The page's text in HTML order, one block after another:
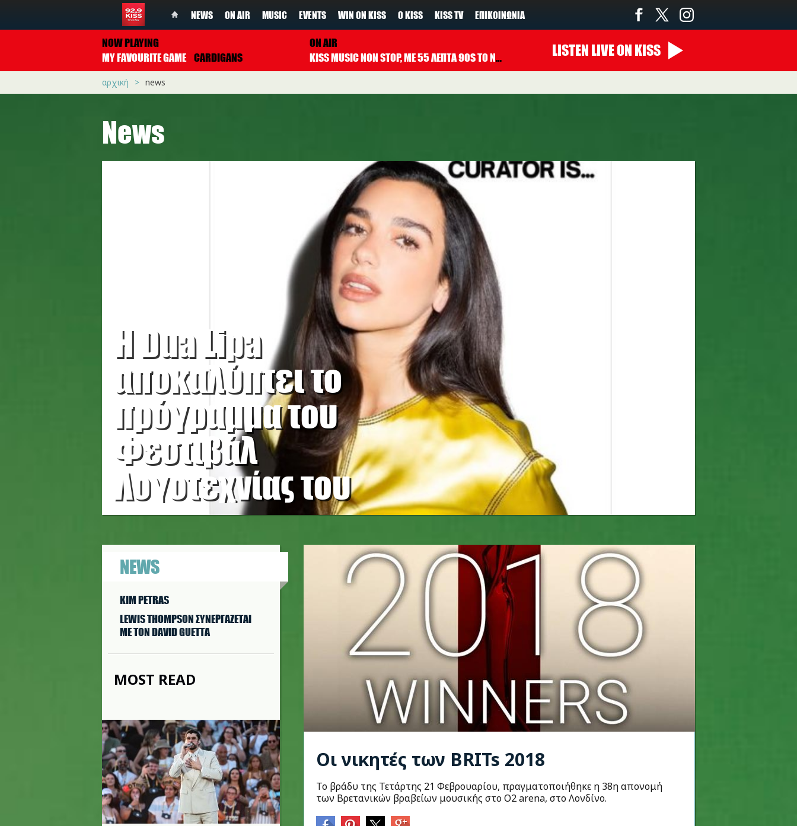
NEWS ON AIR MUSIC EVENTS WIN ON KISS Ο KISS KISS TV ΕΠΙΚΟΙΝΩΝΊΑ
NOW PLAYING
MY FAVOURITE GAME CARDIGANS
ON AIR
KISS MUSIC NON STOP, ΜΕ 55 ΛΕΠΤΑ 90S TO NOW ΚΑΘΕ ΩΡΑ
00:00 - 07:00
LISTEN LIVEON KISS
αρχική news
News
Η Dua Lipa
αποκαλύπτει το
πρόγραμμα του
Φεστιβάλ
Λογοτεχνίας του
Λονδίνου
NEWS
KIM PETRAS
LEWIS THOMPSON ΣΥΝΕΡΓAΖΕΤΑΙ
ΜΕ ΤΟΝ DAVID GUETTA
MOST READ
Οι νικητές των BRITs 2018
Το βράδυ της Τετάρτης 21 Φεβρουαρίου, πραγματοποιήθηκε η 38η απονομή
των Βρετανικών βραβείων μουσικής στο O2 arena, στο Λονδίνο.